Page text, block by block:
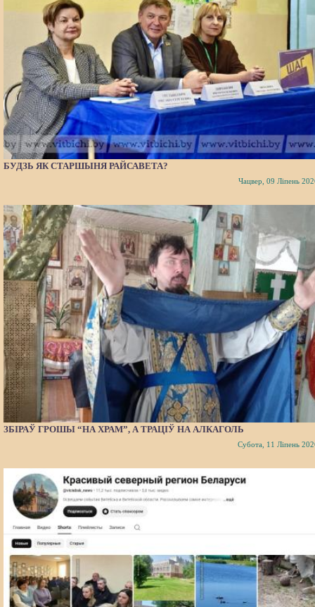
БУДЗЬ ЯК СТАРШЫНЯ РАЙСАВЕТА?
Чацвер, 09 Ліпень
ЗБІРАЎ ГРОШЫ “НА ХРАМ”, А ТРАЦІЎ НА АЛКАГОЛЬ
Субота, 11 Ліпень